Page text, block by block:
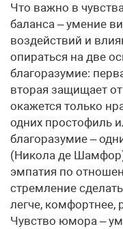
Что важно в
баланса – умение
воздействий и
опираться на две
благоразумие:
вторая защищает
окажется только
одних простофиль
благоразумие –
(Никола де
эмпатия по
стремление
легче, комфортнее,
Чувство юмора –